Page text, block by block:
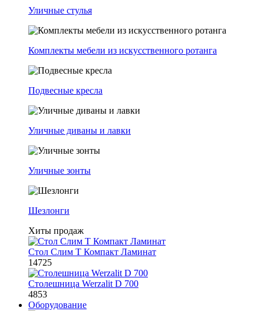
Уличные стулья
Комплекты мебели из искусственного ротанга
Подвесные кресла
Уличные диваны и лавки
Уличные зонты
Шезлонги
Хиты продаж
Стол Слим Т Компакт Ламинат
14725
Столешница Werzalit D 700
4853
Оборудование